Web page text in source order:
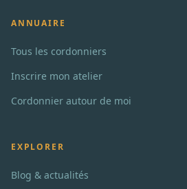
ANNUAIRE
Tous les cordonniers
Inscrire mon atelier
Cordonnier autour de moi
EXPLORER
Blog & actualités